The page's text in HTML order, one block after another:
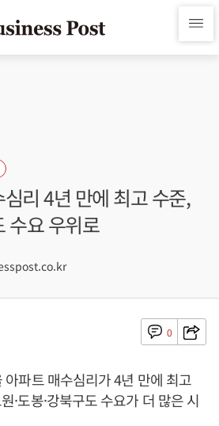
리 4년 만에 최고 수준,
수요 우위로
0
파트 매수심리가 4년 만에 최고
·도봉·강북구도 수요가 더 많은 시